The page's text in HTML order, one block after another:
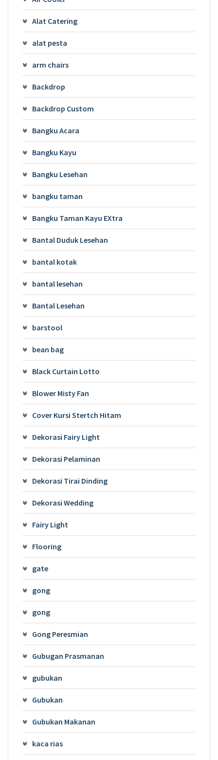
Alat Catering
alat pesta
arm chairs
Backdrop
Backdrop Custom
Bangku Acara
Bangku Kayu
Bangku Lesehan
bangku taman
Bangku Taman Kayu EXtra
Bantal Duduk Lesehan
bantal kotak
bantal lesehan
Bantal Lesehan
barstool
bean bag
Black Curtain Lotto
Blower Misty Fan
Cover Kursi Stertch Hitam
Dekorasi Fairy Light
Dekorasi Pelaminan
Dekorasi Tirai Dinding
Dekorasi Wedding
Fairy Light
Flooring
gate
gong
gong
Gong Peresmian
Gubugan Prasmanan
gubukan
Gubukan
Gubukan Makanan
kaca rias